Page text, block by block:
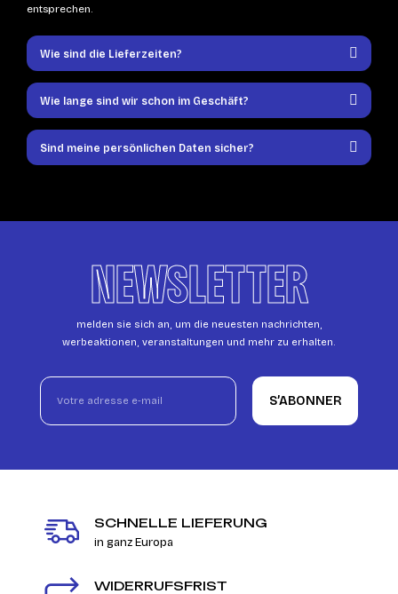
entsprechen.
Wie sind die Lieferzeiten?
Wie lange sind wir schon im Geschäft?
Sind meine persönlichen Daten sicher?
NEWSLETTER
melden sie sich an, um die neuesten nachrichten,
werbeaktionen, veranstaltungen und mehr zu erhalten.
S’ABONNER
SCHNELLE LIEFERUNG
in ganz Europa
WIDERRUFSFRIST